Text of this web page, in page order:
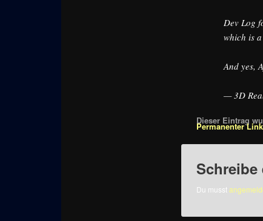
Dev Log
which is
And yes,
— 3D
Dieser Eintrag
Permanenter
Schreibe
Du musst